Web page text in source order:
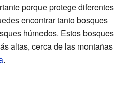
porque protege diferentes
encontrar tanto bosques
húmedos. Estos bosques
altas, cerca de las montañas
.